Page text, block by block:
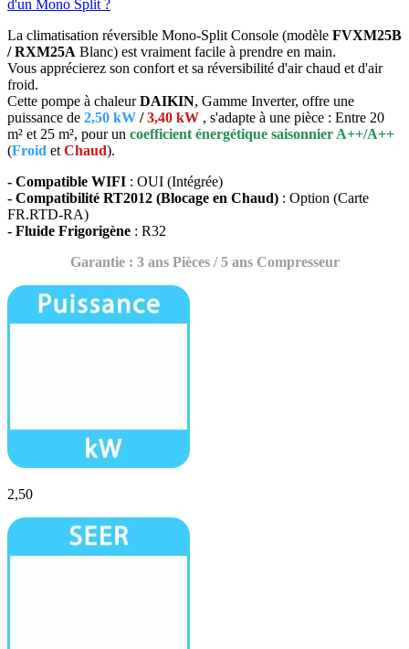
d'un Mono Split ?
La climatisation réversible Mono-Split Console (modèle FVXM25B
/ RXM25A Blanc) est vraiment facile à prendre en main.
Vous apprécierez son confort et sa réversibilité d'air chaud et d'air
froid.
Cette pompe à chaleurDAIKIN, Gamme Inverter, offre une
puissance de 2,50 kW /3,40 kW , s'adapte à une pièce : Entre 20
m² et 25 m², pour un coefficient énergétique saisonnier A++/A++
(Froid et Chaud).
- Compatible WIFI : OUI (Intégrée)
- Compatibilité RT2012 (Blocage en Chaud) : Option (Carte
FR.RTD-RA)
- Fluide Frigorigène : R32
Garantie : 3 ans Pièces / 5 ans Compresseur
2,50